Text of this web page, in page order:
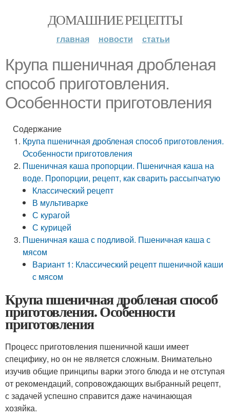
ДОМАШНИЕ РЕЦЕПТЫ
главная новости статьи
Крупа пшеничная дробленая
способ приготовления.
Особенности приготовления
Содержание
Крупа пшеничная дробленая способ приготовления.
Особенности приготовления
Пшеничная каша пропорции. Пшеничная каша на
воде. Пропорции, рецепт, как сварить рассыпчатую
Классический рецепт
В мультиварке
С курагой
С курицей
Пшеничная каша с подливой. Пшеничная каша с
мясом
Вариант 1: Классический рецепт пшеничной каши
с мясом
Крупа пшеничная дробленая способ
приготовления. Особенности
приготовления
Процесс приготовления пшеничной каши имеет
специфику, но он не является сложным. Внимательно
изучив общие принципы варки этого блюда и не отступая
от рекомендаций, сопровождающих выбранный рецепт,
с задачей успешно справится даже начинающая
хозяйка.